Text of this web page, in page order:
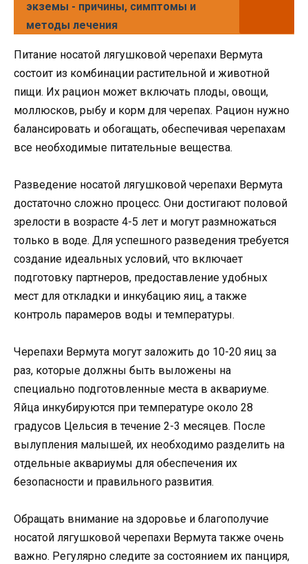
экземы - причины, симптомы и
методы лечения
Питание носатой лягушковой черепахи Вермута
состоит из комбинации растительной и животной
пищи. Их рацион может включать плоды, овощи,
моллюсков, рыбу и корм для черепах. Рацион нужно
балансировать и обогащать, обеспечивая черепахам
все необходимые питательные вещества.
Разведение носатой лягушковой черепахи Вермута
достаточно сложно процесс. Они достигают половой
зрелости в возрасте 4-5 лет и могут размножаться
только в воде. Для успешного разведения требуется
создание идеальных условий, что включает
подготовку партнеров, предоставление удобных
мест для откладки и инкубацию яиц, а также
контроль парамеров воды и температуры.
Черепахи Вермута могут заложить до 10-20 яиц за
раз, которые должны быть выложены на
специально подготовленные места в аквариуме.
Яйца инкубируются при температуре около 28
градусов Цельсия в течение 2-3 месяцев. После
вылупления малышей, их необходимо разделить на
отдельные аквариумы для обеспечения их
безопасности и правильного развития.
Обращать внимание на здоровье и благополучие
носатой лягушковой черепахи Вермута также очень
важно. Регулярно следите за состоянием их панциря,